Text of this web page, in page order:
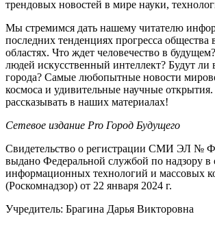
трендовых новостей в мире науки,
Мы стремимся дать нашему читателю
последних тенденциях прогресса общества
областях. Что ждет человечество в
людей искусственный интеллект? Будут ли
города? Самые любопытные новости
космоса и удивительные научные
рассказывать в наших материалах!
Сетевое издание Pro Город Будущего
Свидетельство о регистрации СМИ ЭЛ №
выдано Федеральной службой по надзору в
информационных технологий и массовых
(Роскомнадзор) от 22 января 2024 г.
Учредитель: Брагина Дарья Викторовна